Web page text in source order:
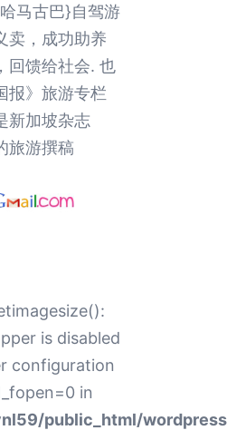
马古巴}自驾游
卖，成功助养
回馈给社会. 也
报》旅游专栏
新加坡杂志
旅游撰稿
is disabled
configuration
in
public_html/